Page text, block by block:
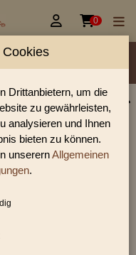
 0
Farbe
sonstige
antike Glasperlen
Glasperlen.
Kategorie:
sonstige
Drittanbietern, um die
zu gewährleisten,
analysieren und Ihnen
bieten zu können.
unserernAllgemeinen
.